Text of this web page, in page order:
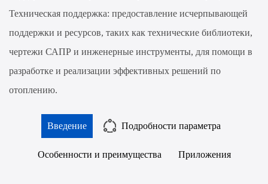
Техническая поддержка: предоставление исчерпывающей
поддержки и ресурсов, таких как технические библиотеки,
чертежи САПР и инженерные инструменты, для помощи в
разработке и реализации эффективных решений по
отоплению.
Введение Подробности параметра
Особенности и преимущества Приложения